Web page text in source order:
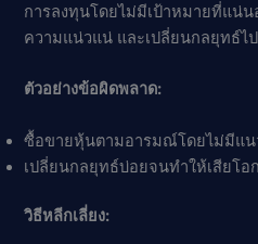
การลงทุนโดยไม่มีเป้าหมายที่แน่
ความแน่วแน่ และเปลี่ยนกลยุทธ์ไ
ตัวอย่างข้อผิดพลาด:
ซื้อขายหุ้นตามอารมณ์โดยไม่มีแน
เปลี่ยนกลยุทธ์บ่อยจนทำให้เสียโอ
วิธีหลีกเลี่ยง: